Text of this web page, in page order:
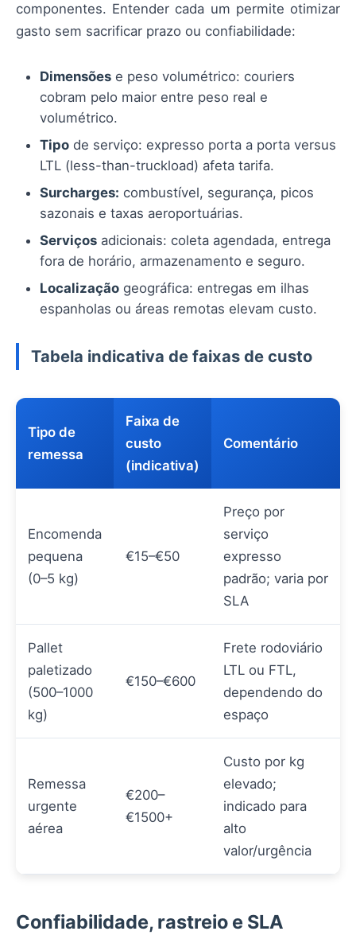
componentes. Entender cada um permite otimizar
gasto sem sacrificar prazo ou confiabilidade:
Dimensões e peso volumétrico: couriers
cobram pelo maior entre peso real e
volumétrico.
Tipo de serviço: expresso porta a porta versus
LTL (less-than-truckload) afeta tarifa.
Surcharges: combustível, segurança, picos
sazonais e taxas aeroportuárias.
Serviços adicionais: coleta agendada, entrega
fora de horário, armazenamento e seguro.
Localização geográfica: entregas em ilhas
espanholas ou áreas remotas elevam custo.
Tabela indicativa de faixas de custo
Tipo de
remessa
Faixa de
custo
(indicativa)
Comentário
Encomenda
pequena
(0–5 kg)
€15–€50
Preço por
serviço
expresso
padrão; varia por
SLA
Pallet
paletizado
(500–1000
kg)
€150–€600
Frete rodoviário
LTL ou FTL,
dependendo do
espaço
Remessa
urgente
aérea
€200–
€1500+
Custo por kg
elevado;
indicado para
alto
valor/urgência
Confiabilidade, rastreio e SLA